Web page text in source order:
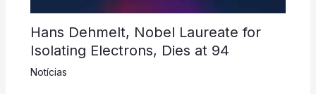
Hans Dehmelt, Nobel Laureate for
Isolating Electrons, Dies at 94
Notícias